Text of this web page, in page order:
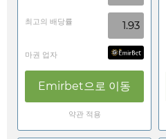
최고의 배당률 1.93
마권 업자
Emirbet으로 이동
약관 적용